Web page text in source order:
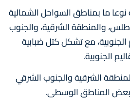
ما بمناطق السواحل الشمالية
والمنطقة الشرقية، والجنوب
مع تشكل كتل ضبابية
الجنوبية.
الشرقية والجنوب الشرقي
بعض المناطق الوسطى.